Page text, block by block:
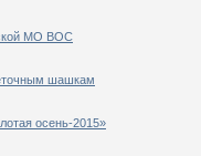
МО ВОС
шашкам
осень-2015»